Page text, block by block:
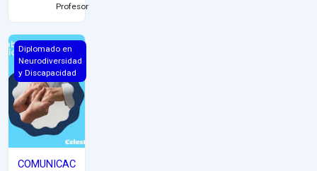
Profesor
COMUNICACIÓN, CONDUCTAS Y HABILIDADES SOCIALES DEL
Diplomado en
Neurodiversidad
y Discapacidad
COMUNICAC